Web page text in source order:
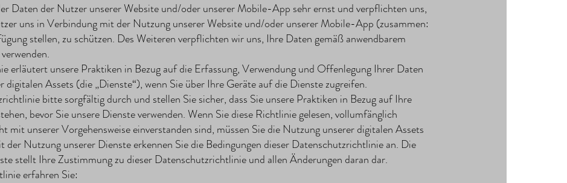
Daten der Nutzer unserer Website und/oder unserer Mobile-App sehr ernst und verpflichten uns,
uns in Verbindung mit der Nutzung unserer Website und/oder unserer Mobile-App (zusammen:
stellen, zu schützen. Des Weiteren verpflichten wir uns, Ihre Daten gemäß anwendbarem
erläutert unsere Praktiken in Bezug auf die Erfassung, Verwendung und Offenlegung Ihrer Daten
Assets (die „Dienste“), wenn Sie über Ihre Geräte auf die Dienste zugreifen.
bitte sorgfältig durch und stellen Sie sicher, dass Sie unsere Praktiken in Bezug auf Ihre
bevor Sie unsere Dienste verwenden. Wenn Sie diese Richtlinie gelesen, vollumfänglich
mit unserer Vorgehensweise einverstanden sind, müssen Sie die Nutzung unserer digitalen Assets
der Nutzung unserer Dienste erkennen Sie die Bedingungen dieser Datenschutzrichtlinie an. Die
stellt Ihre Zustimmung zu dieser Datenschutzrichtlinie und allen Änderungen daran dar.
erfahren Sie: